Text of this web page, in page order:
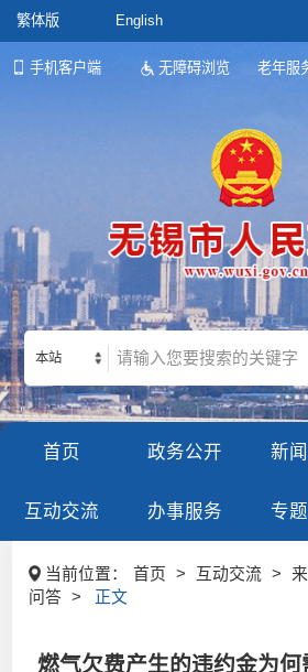
繁体版 English
手机客户端 无障碍浏览 老年服
本站
首页 政务公开 新
互动交流 办事服务 专
当前位置： 首页 > 互动交流 >
问答 > 正文
燃气欠费产生的违约金为何